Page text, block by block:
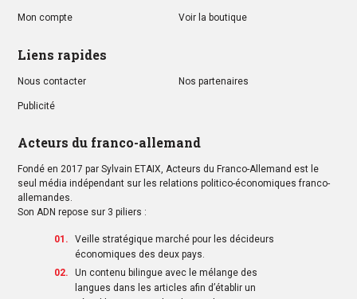
Mon compte Voir la boutique
Liens rapides
Nous contacter Nos partenaires
Publicité
Acteurs du franco-allemand
Fondé en 2017 par Sylvain ETAIX, Acteurs du Franco-Allemand est le
seul média indépendant sur les relations politico-économiques franco-
allemandes.
Son ADN repose sur 3 piliers :
Veille stratégique marché pour les décideurs
économiques des deux pays.
Un contenu bilingue avec le mélange des
langues dans les articles afin d’établir un